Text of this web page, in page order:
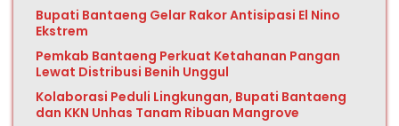
Bupati Bantaeng Gelar Rakor Antisipasi El Nino
Ekstrem
Pemkab Bantaeng Perkuat Ketahanan Pangan
Lewat Distribusi Benih Unggul
Kolaborasi Peduli Lingkungan, Bupati Bantaeng
dan KKN Unhas Tanam Ribuan Mangrove